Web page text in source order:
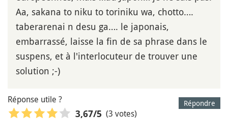
Aa, sakana to niku to toriniku wa, chotto….
taberarenai n desu ga…. le japonais,
embarrassé, laisse la fin de sa phrase dans le
suspens, et à l'interlocuteur de trouver une
solution ;-)
Répondre
Réponse utile ?
3,67/5 (3 votes)